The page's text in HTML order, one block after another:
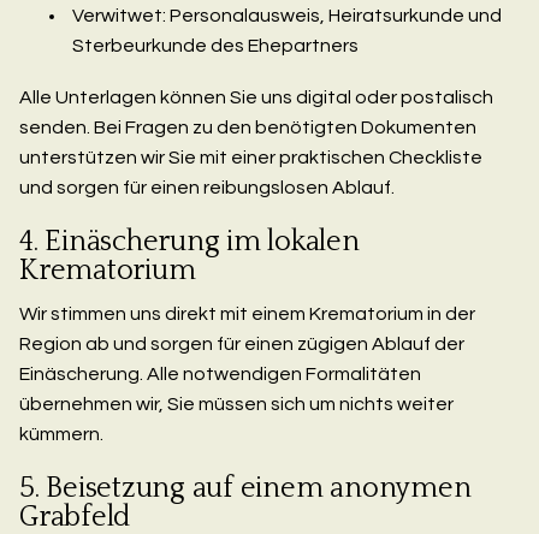
Verwitwet: Personalausweis, Heiratsurkunde und
Sterbeurkunde des Ehepartners
Alle Unterlagen können Sie uns digital oder postalisch
senden. Bei Fragen zu den benötigten Dokumenten
unterstützen wir Sie mit einer praktischen Checkliste
und sorgen für einen reibungslosen Ablauf.
4. Einäscherung im lokalen
Krematorium
Wir stimmen uns direkt mit einem Krematorium in der
Region ab und sorgen für einen zügigen Ablauf der
Einäscherung. Alle notwendigen Formalitäten
übernehmen wir, Sie müssen sich um nichts weiter
kümmern.
5. Beisetzung auf einem anonymen
Grabfeld